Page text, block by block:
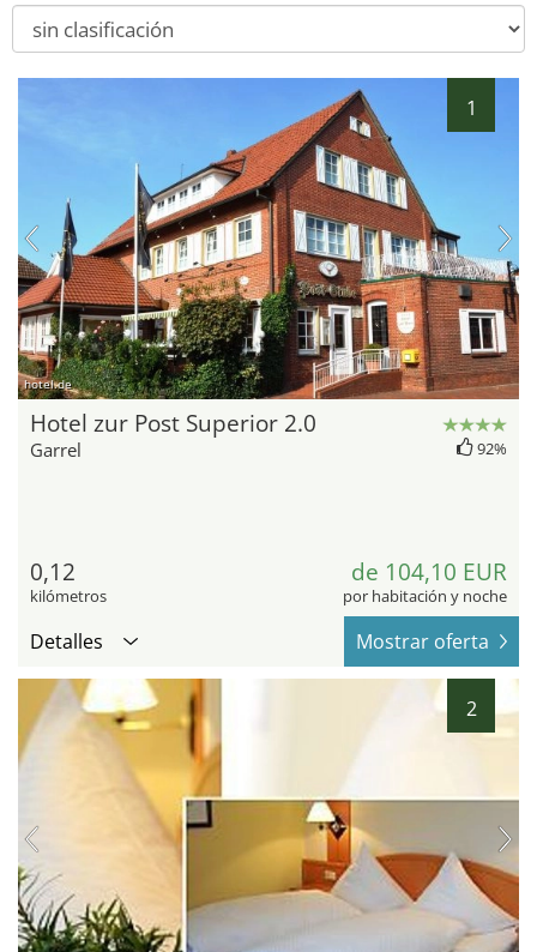
1
hotel.de
Hotel zur Post Superior 2.0
Garrel 92%
0,12
kilómetros
de 104,10 EUR
por habitación y noche
Detalles Mostrar oferta
2